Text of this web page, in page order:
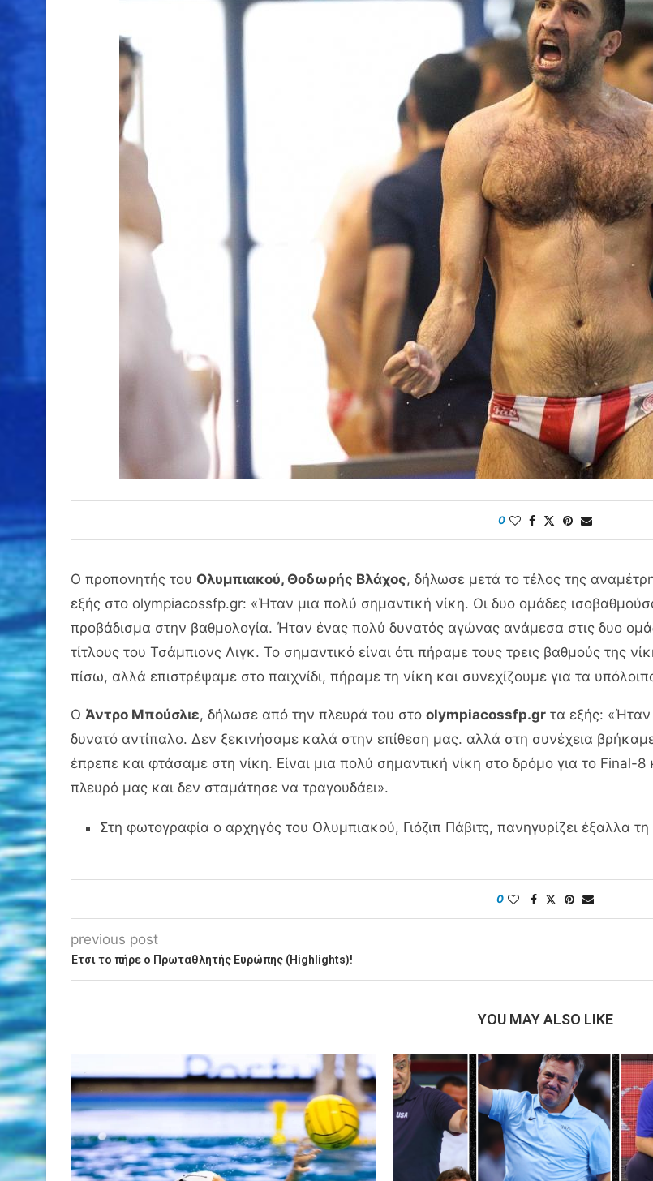
0
Ο προπονητής του Ολυμπιακού, Θοδωρής Βλάχος, δήλωσε μετά το τέλος της
εξής στο olympiacossfp.gr: «Ήταν μια πολύ σημαντική νίκη. Οι δυο ομάδες
προβάδισμα στην βαθμολογία. Ήταν ένας πολύ δυνατός αγώνας ανάμεσα στις δυο
τίτλους του Τσάμπιονς Λιγκ. Το σημαντικό είναι ότι πήραμε τους τρεις βαθμούς της
πίσω, αλλά επιστρέψαμε στο παιχνίδι, πήραμε τη νίκη και συνεχίζουμε για τα
Ο Άντρο Μπούσλιε, δήλωσε από την πλευρά του στο olympiacossfp.gr τα εξής:
δυνατό αντίπαλο. Δεν ξεκινήσαμε καλά στην επίθεση μας. αλλά στη συνέχεια
έπρεπε και φτάσαμε στη νίκη. Είναι μια πολύ σημαντική νίκη στο δρόμο για το Final-
πλευρό μας και δεν σταμάτησε να τραγουδάει».
Στη φωτογραφία ο αρχηγός του Ολυμπιακού, Γιόζιπ Πάβιτς, πανηγυρίζει έξαλλα τη
0
previous post
Έτσι το πήρε ο Πρωταθλητής Ευρώπης (Highlights)!
YOU MAY ALSO LIKE